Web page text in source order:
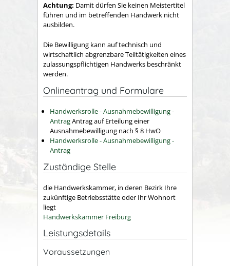
Achtung: Damit dürfen Sie keinen Meistertitel
führen und im betreffenden Handwerk nicht
ausbilden.
Die Bewilligung kann auf technisch und
wirtschaftlich abgrenzbare Teiltätigkeiten eines
zulassungspflichtigen Handwerks beschränkt
werden.
Onlineantrag und Formulare
Handwerksrolle - Ausnahmebewilligung -
AntragAntrag auf Erteilung einer
Ausnahmebewilligung nach § 8 HwO
Handwerksrolle - Ausnahmebewilligung -
Antrag
Zuständige Stelle
die Handwerkskammer, in deren Bezirk Ihre
zukünftige Betriebsstätte oder Ihr Wohnort
liegt
Handwerkskammer Freiburg
Leistungsdetails
Voraussetzungen